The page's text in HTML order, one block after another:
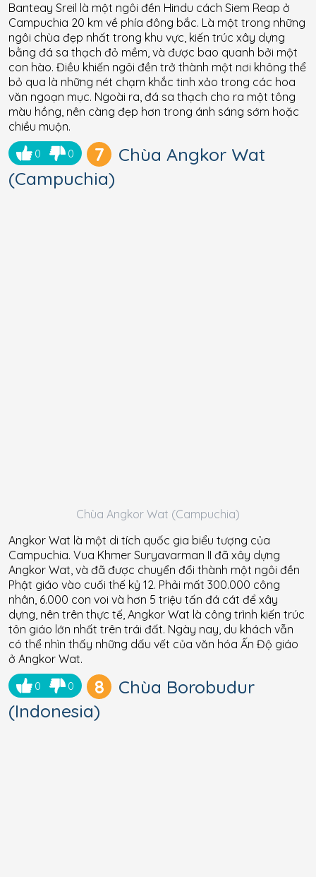
Banteay Sreil là một ngôi đền Hindu cách Siem Reap ở
Campuchia 20 km về phía đông bắc. Là một trong những
ngôi chùa đẹp nhất trong khu vực, kiến trúc xây dựng
bằng đá sa thạch đỏ mềm, và được bao quanh bởi một
con hào. Điều khiến ngôi đền trở thành một nơi không thể
bỏ qua là những nét chạm khắc tinh xảo trong các hoa
văn ngoạn mục. Ngoài ra, đá sa thạch cho ra một tông
màu hồng, nên càng đẹp hơn trong ánh sáng sớm hoặc
chiều muộn.
0 0 7
Chùa Angkor Wat
(Campuchia)
Chùa Angkor Wat (Campuchia)
Angkor Wat là một di tích quốc gia biểu tượng của
Campuchia. Vua Khmer Suryavarman II đã xây dựng
Angkor Wat, và đã được chuyển đổi thành một ngôi đền
Phật giáo vào cuối thế kỷ 12. Phải mất 300.000 công
nhân, 6.000 con voi và hơn 5 triệu tấn đá cát để xây
dựng, nên trên thực tế, Angkor Wat là công trình kiến ​​trúc
tôn giáo lớn nhất trên trái đất. Ngày nay, du khách vẫn
có thể nhìn thấy những dấu vết của văn hóa Ấn Độ giáo
ở Angkor Wat.
0 0 8
Chùa Borobudur
(Indonesia)